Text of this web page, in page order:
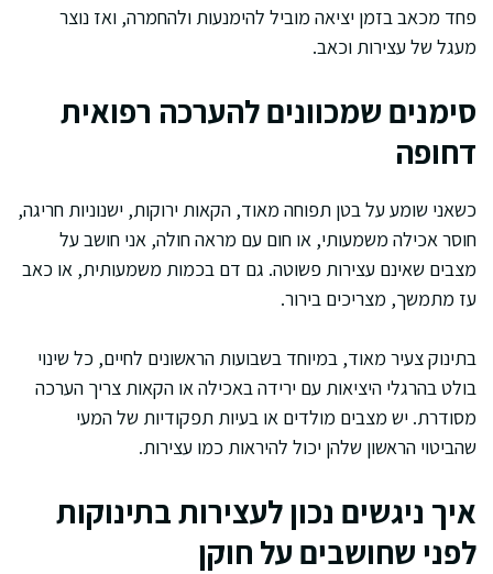
פחד מכאב בזמן יציאה מוביל להימנעות ולהחמרה, ואז נוצר
מעגל של עצירות וכאב.
סימנים שמכוונים להערכה רפואית
דחופה
כשאני שומע על בטן תפוחה מאוד, הקאות ירוקות, ישנוניות חריגה,
חוסר אכילה משמעותי, או חום עם מראה חולה, אני חושב על
מצבים שאינם עצירות פשוטה. גם דם בכמות משמעותית, או כאב
עז מתמשך, מצריכים בירור.
בתינוק צעיר מאוד, במיוחד בשבועות הראשונים לחיים, כל שינוי
בולט בהרגלי היציאות עם ירידה באכילה או הקאות צריך הערכה
מסודרת. יש מצבים מולדים או בעיות תפקודיות של המעי
שהביטוי הראשון שלהן יכול להיראות כמו עצירות.
איך ניגשים נכון לעצירות בתינוקות
לפני שחושבים על חוקן